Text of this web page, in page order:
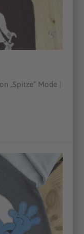
„Spitze“ Mode |